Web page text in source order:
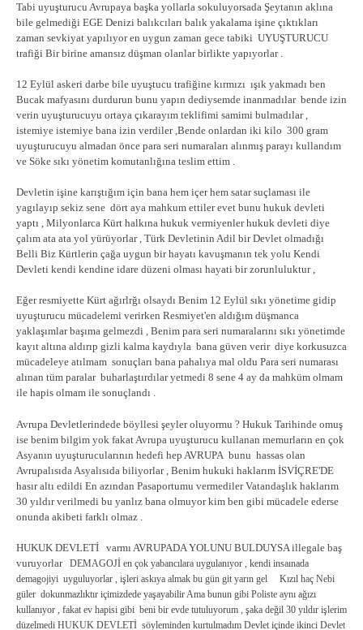
Tabi uyuşturucu Avrupaya başka yollarla sokuluyorsada Şeytanın aklına
bile gelmediği EGE Denizi balıkcıları balık yakalama işine çıktıkları
zaman sevkiyat yapılıyor en uygun zaman gece tabiki UYUŞTURUCU
trafiği Bir birine amansız düşman olanlar birlikte yapıyorlar .
12 Eylül askeri darbe bile uyuştucu trafiğine kırmızı ışık yakmadı ben
Bucak mafyasını durdurun bunu yapın dediysemde inanmadılar bende izin
verin uyuşturucuyu ortaya çıkarayım teklifimi samimi bulmadılar ,
istemiye istemiye bana izin verdiler ,Bende onlardan iki kilo 300 gram
uyuşturucuyu almadan önce para seri numaraları alınmış parayı kullandım
ve Söke sıkı yönetim komutanlığına teslim ettim .
Devletin işine karıştığım için bana hem içer hem satar suçlaması ile
yagılayıp sekiz sene dört aya mahkum ettiler evet bunu hukuk devleti
yaptı , Milyonlarca Kürt halkına hukuk vermiyenler hukuk devleti diye
çalım ata ata yol yürüyorlar , Türk Devletinin Adil bir Devlet olmadığı
Belli Biz Kürtlerin çağa uygun bir hayatı kavuşmanın tek yolu Kendi
Devleti kendi kendine idare düzeni olması hayati bir zorunluluktur ,
Eğer resmiyette Kürt ağırlrğı olsaydı Benim 12 Eylül sıkı yönetime gidip
uyuşturucu mücadelemi verirken Resmiyet'en aldığım düşmanca
yaklaşımlar başıma gelmezdi , Benim para seri numaralarını sıkı yönetimde
kayıt altına aldırıp gizli kalma kaydıyla bana güven verir diye korkusuzca
mücadeleye atılmam sonuçları bana pahalıya mal oldu Para seri numarası
alınan tüm paralar buharlaştırdılar yetmedi 8 sene 4 ay da mahküm olmam
ile hapis olmam ile sonuçlandı .
Avrupa Devletlerindede böyllesi şeyler oluyormu ? Hukuk Tarihinde omuş
ise benim bilgim yok fakat Avrupa uyuşturucu kullanan memurların en çok
Asyanın uyuşturucularının hedefi hep AVRUPA bunu hassas olan
Avrupalısıda Asyalısıda biliyorlar , Benim hukuki haklarım İSVİÇRE'DE
hasır altı edildi En azından Pasaportumu vermediler Vatandaşlık haklarım
30 yıldır verilmedi bu yanlız bana olmuyor kim ben gibi mücadele ederse
onunda akibeti farklı olmaz .
HUKUK DEVLETİ varmı AVRUPADA YOLUNU BULDUYSA illegale baş
vuruyorlar DEMAGOJİ en çok yabancılara uygulanıyor , kendi insaınada
demagojiyi uyguluyorlar , işleri askıya almak bu gün git yarın gel Kızıl haç Nebi
güler dokunmazlıktır içimizdede yaşayabilir Ama bunun gibi Poliste aynı ağızı
kullanıyor , fakat ev hapisi gibi beni bir evde tutuluyorum , şaka değil 30 yıldır işlerim
düzelmedi HUKUK DEVLETİ söyleminden kurtulmadım Devlet içinde ikinci Devlet